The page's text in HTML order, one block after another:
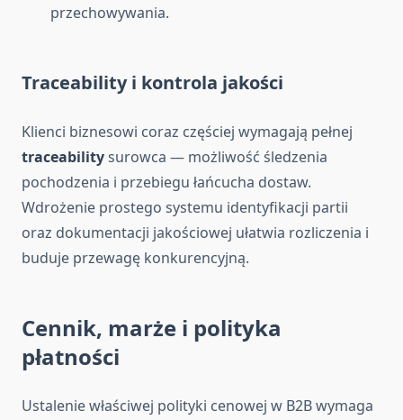
przechowywania.
Traceability i kontrola jakości
Klienci biznesowi coraz częściej wymagają pełnej
traceabilitysurowca — możliwość śledzenia
pochodzenia i przebiegu łańcucha dostaw.
Wdrożenie prostego systemu identyfikacji partii
oraz dokumentacji jakościowej ułatwia rozliczenia i
buduje przewagę konkurencyjną.
Cennik, marże i polityka
płatności
Ustalenie właściwej polityki cenowej w B2B wymaga